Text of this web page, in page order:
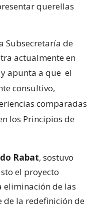
querellas
Subsecretaría de
actualmente en
apunta a que el
consultivo,
comparadas
los Principios de
Rabat, sostuvo
el proyecto
eliminación de las
de la redefinición de